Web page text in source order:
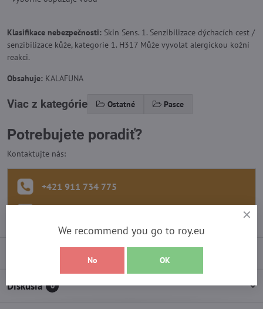
Klasifikace nebezpečnosti: Skin Sens. 1. Senzibilizace dýchacích cest /
senzibilizace kůže, kategorie 1. H317 Může vyvolat alergickou kožní
reakci.
Obsahuje: KALAFUNA
Viac z kategórie Ostatné Pasce
Potrebujete poradiť?
Kontaktujte nás:
+421 911 734 775
Diskusia 0
We recommend you go to roy.eu
No OK